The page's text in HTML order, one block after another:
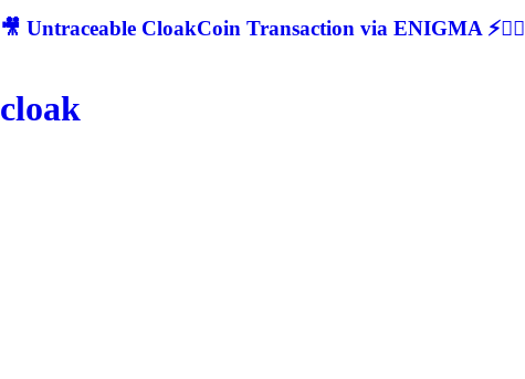
🎥 Untraceable CloakCoin Transaction via ENIGMA ⚡🕵‍♂
cloak